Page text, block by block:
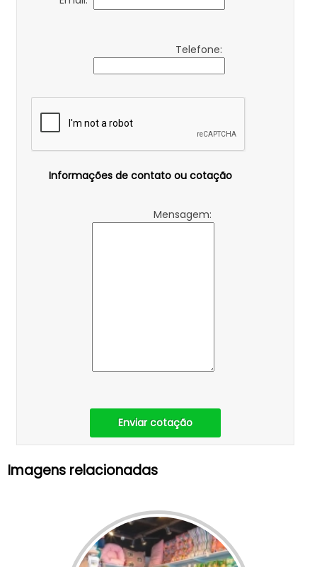
Telefone:
Informações de contato ou cotação
Mensagem:
Enviar cotação
Imagens relacionadas